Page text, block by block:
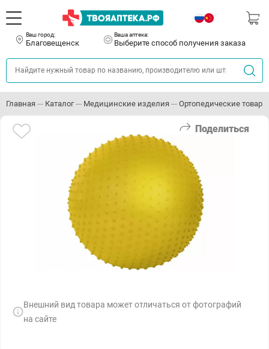
Ваш город:
Благовещенск
Ваша аптека:
Выберите способ получения заказа
Главная Каталог Медицинские изделия Ортопедические товары
Поделиться
Внешний вид товара может отличаться от фотографий
на сайте